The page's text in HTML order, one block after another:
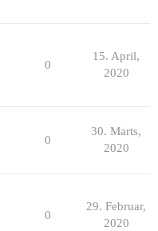
0
15. April,
2020
0
30. Marts,
2020
0
29. Februar,
2020